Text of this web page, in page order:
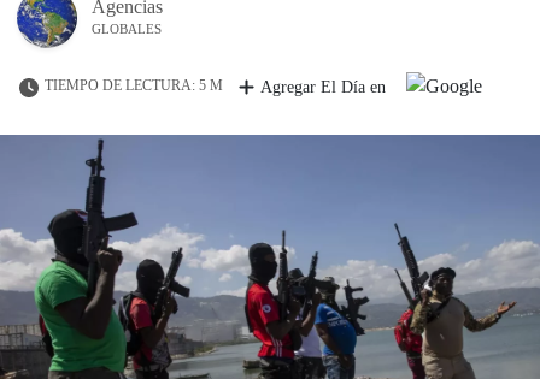
Agencias
GLOBALES
TIEMPO DE LECTURA: 5 M Agregar El Día en